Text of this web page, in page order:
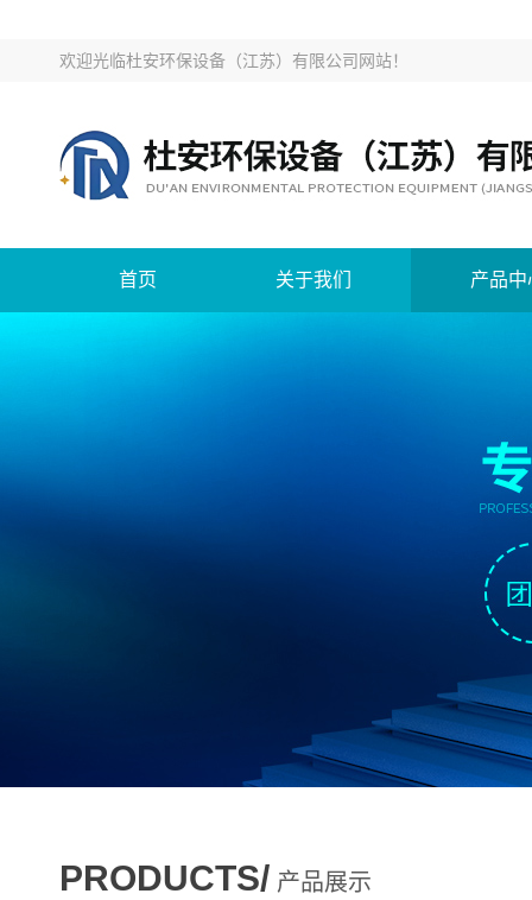
欢迎光临杜安环保设备（江苏）有限公司网站！
首页 关于我们 产品中
PRODUCTS/ 产品展示